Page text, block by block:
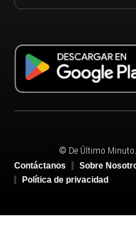
© De Último
Contáctanos
Sobre
Política de privacidad